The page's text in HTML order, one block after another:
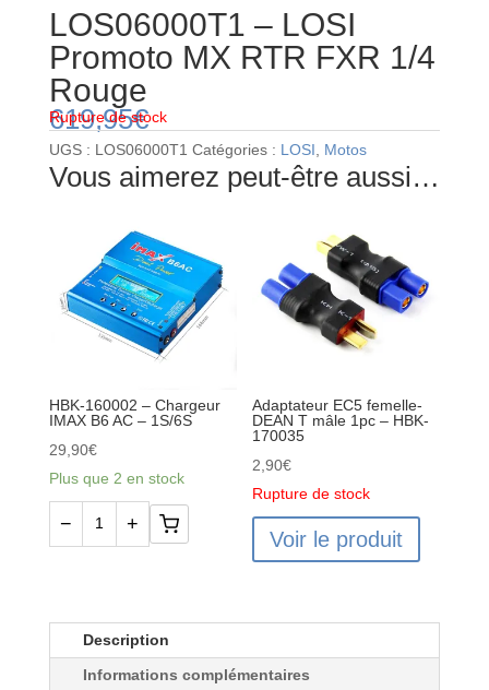
LOS06000T1 – LOSI
Promoto MX RTR FXR 1/4
Rouge
619,95€
Rupture de stock
UGS : LOS06000T1 Catégories : LOSI Motos
Vous aimerez peut-être aussi…
HBK-160002 – Chargeur
IMAX B6 AC – 1S/6S
29,90€
Plus que 2 en stock
160002
Chargeur
− +
Adaptateur EC5 femelle-
DEAN T mâle 1pc – HBK-
170035
2,90€
Rupture de stock
Voir le produit
Description
Informations complémentaires